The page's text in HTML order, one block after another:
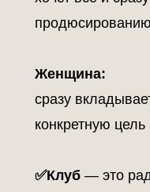
Женщина:
сразу
конкретную цель
✅Клуб — это